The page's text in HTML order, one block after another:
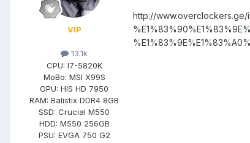
VIP
13.1k
CPU: I7-5820K
MoBo: MSI X99S
GPU: HIS HD 7950
RAM: Balistix DDR4 8GB
SSD: Crucial M550
HDD: M550 256GB
PSU: EVGA 750 G2
http://www.overclockers.ge/